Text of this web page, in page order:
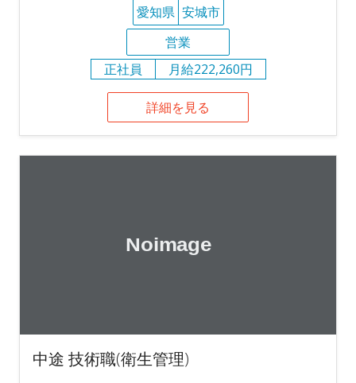
愛知県 安城市
営業
正社員
月給222,260円
詳細を見る
中途 技術職(衛生管理)